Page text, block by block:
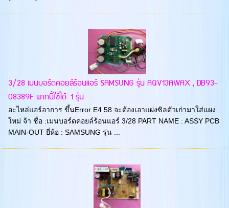
3/28 เมนบอร์ดคอยล์ร้อนแอร์ SAMSUNG รุ่น AQV13AWAX , DB93-
08389F พาทนี้ใช้ได้ 1 รุ่น
อะไหล่แอร์อาการ ขึ้นError E4 58 จะต้องเอาแผ่งซิลตัวเก่ามาใส่แผง
ใหม่ จ้า ชื่อ :เมนบอร์ดคอยล์ร้อนแอร์ 3/28 PART NAME : ASSY PCB
MAIN-OUT ยี่ห้อ : SAMSUNG รุ่น ...